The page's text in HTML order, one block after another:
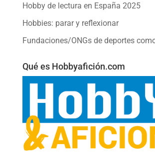
Hobby de lectura en España 2025
Hobbies: parar y reflexionar
Fundaciones/ONGs de deportes
Qué es Hobbyafición.com